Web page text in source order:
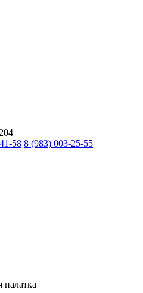
58 8 (983) 003-25-55